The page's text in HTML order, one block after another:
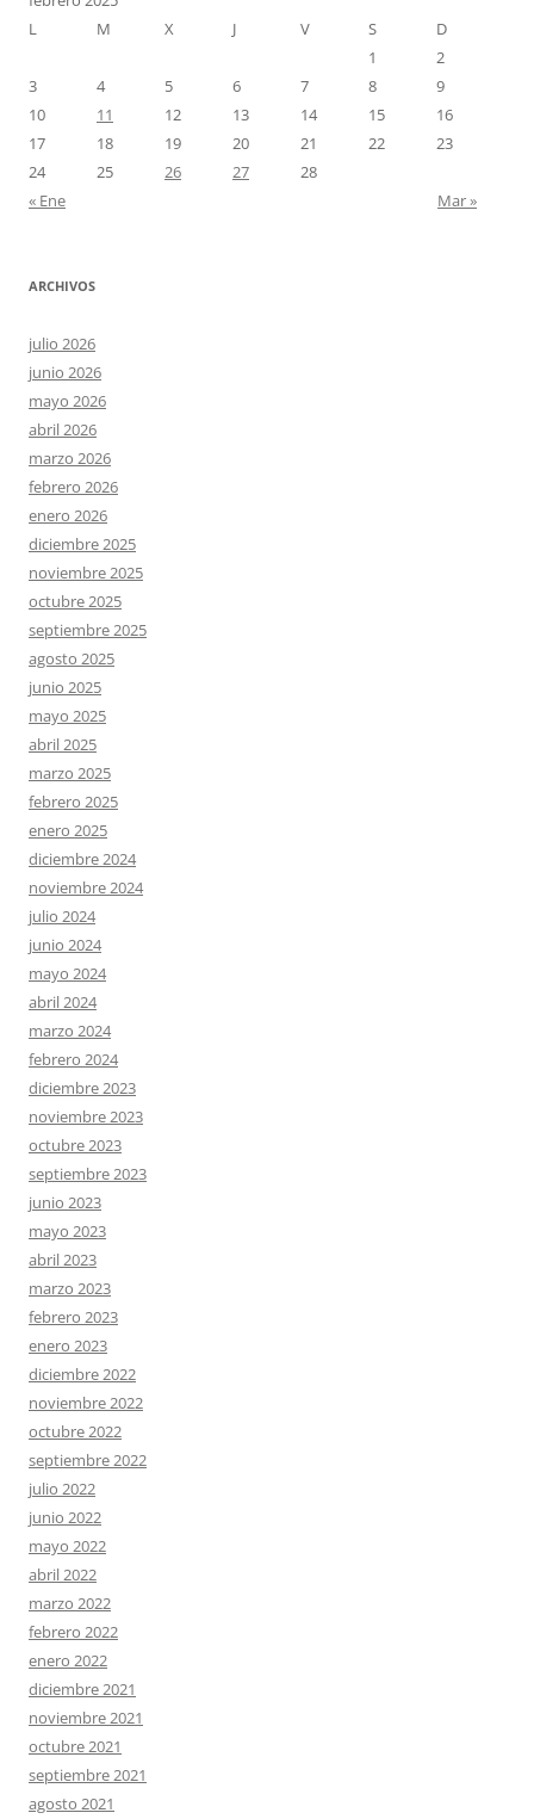
L
M X J V S
D
1
2
3
4 5 6 7 8
9
10
11 12 13 14 15
16
17
18 19 20 21 22
23
24
25 26 27
28
« Ene
Mar »
ARCHIVOS
julio 2026
junio 2026
mayo 2026
abril 2026
marzo 2026
febrero 2026
enero 2026
diciembre 2025
noviembre 2025
octubre 2025
septiembre 2025
agosto 2025
junio 2025
mayo 2025
abril 2025
marzo 2025
febrero 2025
enero 2025
diciembre 2024
noviembre 2024
julio 2024
junio 2024
mayo 2024
abril 2024
marzo 2024
febrero 2024
diciembre 2023
noviembre 2023
octubre 2023
septiembre 2023
junio 2023
mayo 2023
abril 2023
marzo 2023
febrero 2023
enero 2023
diciembre 2022
noviembre 2022
octubre 2022
septiembre 2022
julio 2022
junio 2022
mayo 2022
abril 2022
marzo 2022
febrero 2022
enero 2022
diciembre 2021
noviembre 2021
octubre 2021
septiembre 2021
agosto 2021